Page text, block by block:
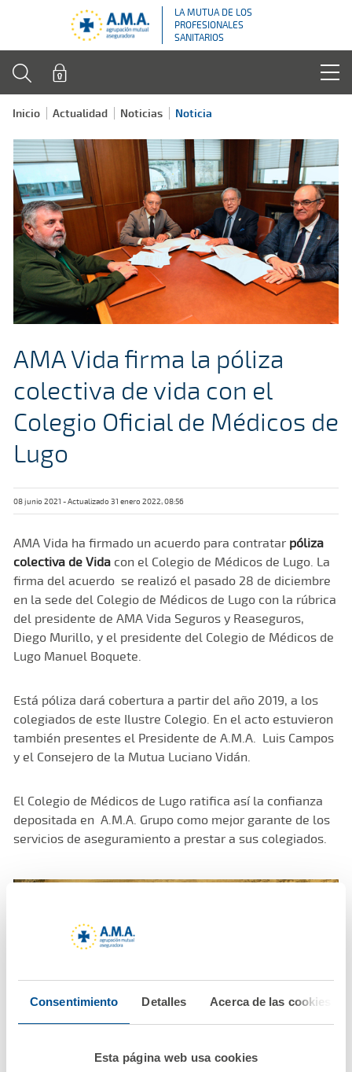
Consentimiento Detalles Acerca de las cookies
Esta página web usa cookies
LA MUTUA DE LOS
PROFESIONALES
SANITARIOS
Inicio Actualidad Noticias Noticia
AMA Vida firma la póliza
colectiva de vida con el
Colegio Oficial de Médicos de
Lugo
08 junio 2021 - Actualizado 31 enero 2022, 08:56
AMA Vida ha firmado un acuerdo para contratar póliza
colectiva de Vida con el Colegio de Médicos de Lugo. La
firma del acuerdo se realizó el pasado 28 de diciembre
en la sede del Colegio de Médicos de Lugo con la rúbrica
del presidente de AMA Vida Seguros y Reaseguros,
Diego Murillo, y el presidente del Colegio de Médicos de
Lugo Manuel Boquete.
Está póliza dará cobertura a partir del año 2019, a los
colegiados de este Ilustre Colegio. En el acto estuvieron
también presentes el Presidente de A.M.A. Luis Campos
y el Consejero de la Mutua Luciano Vidán.
El Colegio de Médicos de Lugo ratifica así la confianza
depositada en A.M.A. Grupo como mejor garante de los
servicios de aseguramiento a prestar a sus colegiados.